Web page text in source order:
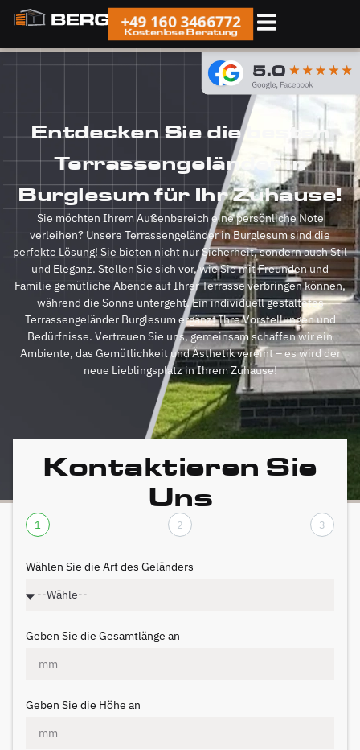
+49 160 3466772
Kostenlose Beratung
Entdecken Sie die besten
Terrassengeländer in
Burglesum für Ihr Zuhause!
Sie möchten Ihrem Außenbereich eine persönliche Note
verleihen? Unsere Terrassengeländer in Burglesum sind die
perfekte Lösung! Sie bieten nicht nur Sicherheit, sondern auch Stil
und Eleganz. Stellen Sie sich vor, wie Sie mit Freunden und
Familie gemütliche Abende auf Ihrer Terrasse verbringen können,
während die Sonne untergeht. Ein individuell gestaltetes
Terrassengeländer Burglesum ergänzt Ihre Vorstellungen und
Bedürfnisse. Vertrauen Sie uns, gemeinsam schaffen wir ein
Ambiente, das Gemütlichkeit und Ästhetik vereint – es wird der
neue Lieblingsplatz in Ihrem Zuhause!
Kontaktieren Sie
Uns
1 2 3
Wählen Sie die Art des Geländers
Geben Sie die Gesamtlänge an
Geben Sie die Höhe an